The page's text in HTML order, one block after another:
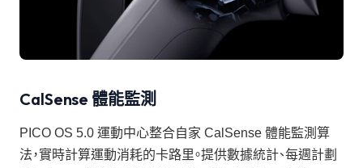
CalSense 體能監測
PICO OS 5.0 運動中心整合自家 CalSense 體能監測算
法，實時計算運動消耗的卡路里。提供數據統計、每週計劃